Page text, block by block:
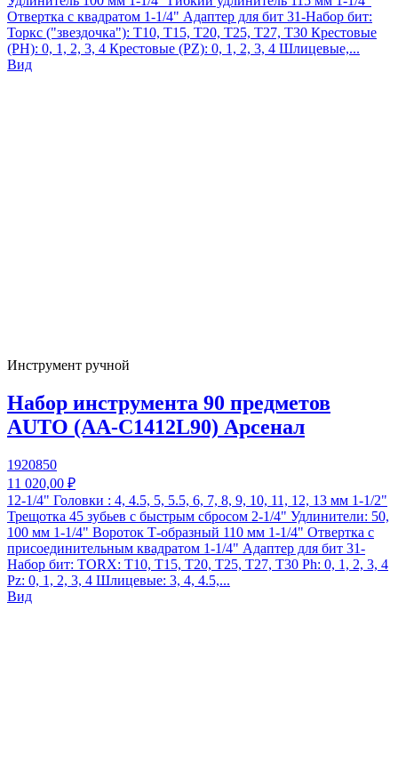
Отвертка с квадратом 1-1/4" Адаптер для бит 31-Набор бит:
Торкс ("звездочка"): Т10, Т15, Т20, Т25, Т27, Т30 Крестовые
(PH): 0, 1, 2, 3, 4 Крестовые (PZ): 0, 1, 2, 3, 4 Шлицевые,...
Вид
Инструмент ручной
Набор инструмента 90 предметов
AUTO (AA-C1412L90) Арсенал
1920850
11 020,00 ₽
12-1/4" Головки : 4, 4.5, 5, 5.5, 6, 7, 8, 9, 10, 11, 12, 13 мм 1-1/2"
Трещотка 45 зубьев с быстрым сбросом 2-1/4" Удлинители: 50,
100 мм 1-1/4" Вороток Т-образный 110 мм 1-1/4" Отвертка с
присоединительным квадратом 1-1/4" Адаптер для бит 31-
Набор бит: TORX: T10, T15, T20, T25, T27, T30 Ph: 0, 1, 2, 3, 4
Pz: 0, 1, 2, 3, 4 Шлицевые: 3, 4, 4.5,...
Вид